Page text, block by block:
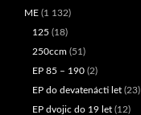
ME (1 132)
125 (18)
250ccm (51)
EP 85 – 190 (2)
EP do devatenácti let (23)
EP dvojic do 19 let (12)